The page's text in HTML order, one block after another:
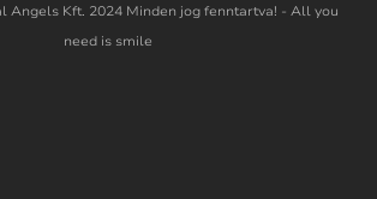
Angels Kft. 2024 Minden jog fenntartva! - All you
need is smile